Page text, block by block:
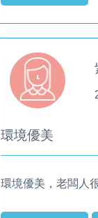
環境優美
環境優美，老闆人